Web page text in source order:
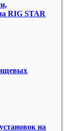
RIG STAR
на